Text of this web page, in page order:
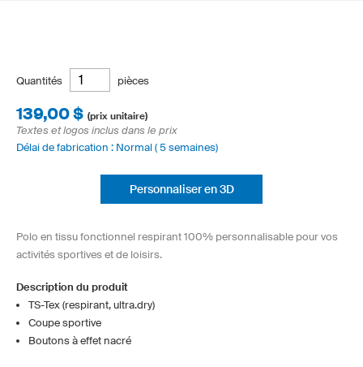
Quantités pièces
139,00 $ (prix unitaire)
Textes et logos inclus dans le prix
Délai de fabrication : Normal ( 5 semaines)
Personnaliser en 3D
Polo en tissu fonctionnel respirant 100% personnalisable pour vos
activités sportives et de loisirs.
Description du produit
TS-Tex (respirant, ultra.dry)
Coupe sportive
Boutons à effet nacré